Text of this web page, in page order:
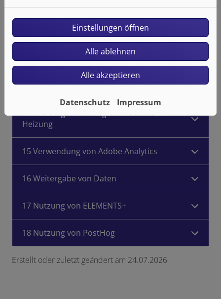
11 Rechte der betroffenen Personen
12 Berechtigte Interessen an der
Verarbeitung, die von dem Verantwortlichen
oder einem Dritten verfolgt werden
13 Umgang mit Bewerberdaten
14 Nutzung von Konfiguratoren für Bad und
Heizung
15 Verwendung von Adobe Analytics
16 Weitergabe von Daten
17 Nutzung von ELEMENTS+
18 Nutzung von PostHog
Erstellt oder zuletzt geändert am 24.07.2026
Einstellungen öffnen
Alle ablehnen
Alle akzeptieren
Datenschutz Impressum